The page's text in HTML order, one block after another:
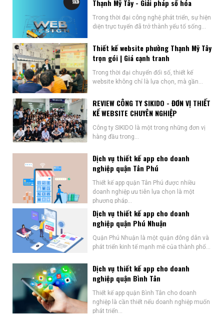
Thạnh Mỹ Tây - Giải pháp số hóa
Trong thời đại công nghệ phát triển, sự hiện
diện trực tuyến đã trở thành yếu tố sống...
Thiết kế website phường Thạnh Mỹ Tây
trọn gói | Giá cạnh tranh
Trong thời đại chuyển đổi số, thiết kế
website không chỉ là lựa chọn, mà gần...
REVIEW CÔNG TY SIKIDO - ĐƠN VỊ THIẾT
KẾ WEBSITE CHUYÊN NGHIỆP
Công ty SIKIDO là một trong những đơn vị
hàng đầu trong...
Dịch vụ thiết kế app cho doanh
nghiệp quận Tân Phú
Thiết kế app quận Tân Phú được nhiều
doanh nghiệp ưu tiên lựa chọn là một
phương pháp...
Dịch vụ thiết kế app cho doanh
nghiệp quận Phú Nhuận
Quận Phú Nhuận là một quận đông dân và
phát triển kinh tế mạnh mẽ của thành phố...
Dịch vụ thiết kế app cho doanh
nghiệp quận Bình Tân
Thiết kế app quận Bình Tân cho doanh
nghiệp là cần thiết nếu doanh nghiệp muốn
phát triển...